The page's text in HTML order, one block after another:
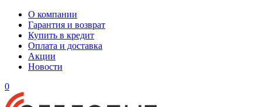
О компании
Гарантия и возврат
Купить в кредит
Оплата и доставка
Акции
Новости
0